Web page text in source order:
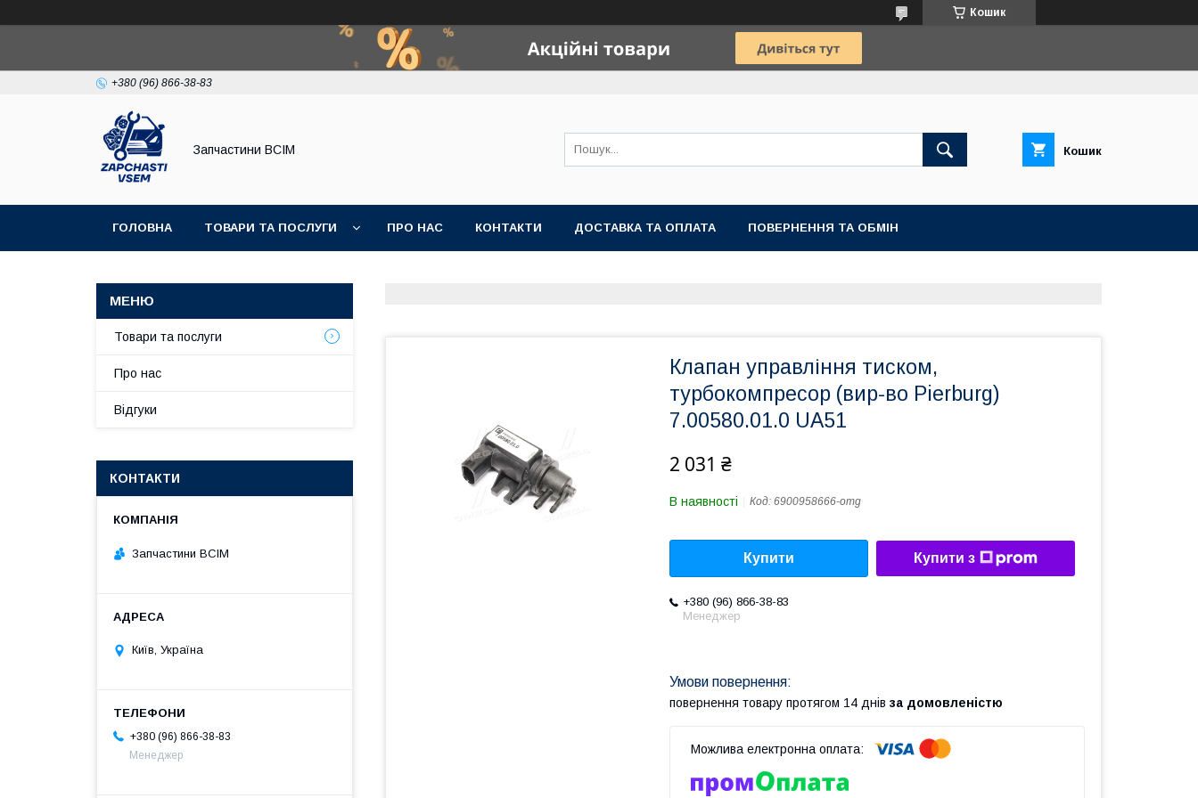
Кошик
+380 (96) 866-38-83
Запчастини ВСІМ Кошик
ГОЛОВНА ТОВАРИ ТА ПОСЛУГИ ПРО НАС КОНТАКТИ ДОСТАВКА ТА ОПЛАТА ПОВЕРНЕННЯ ТА ОБМІН
Клапан управління тиском,
турбокомпресор (вир-во Pierburg)
7.00580.01.0 UA51
2 031 ₴
В наявності Код: 6900958666-omg
Купити Купити з
+380 (96) 866-38-83
Менеджер
повернення товару протягом 14 днів за домовленістю
Товари та послуги
Про нас
Відгуки
КОНТАКТИ
Запчастини ВСІМ
Київ, Україна
+380 (96) 866-38-83
Менеджер